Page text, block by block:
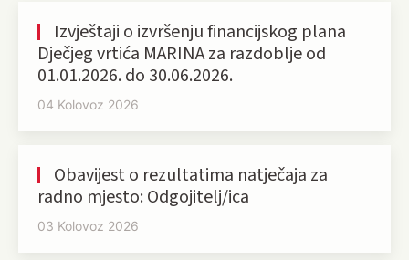
Izvještaji o izvršenju financijskog plana
Dječjeg vrtića MARINA za razdoblje od
01.01.2026. do 30.06.2026.
04 Kolovoz 2026
Obavijest o rezultatima natječaja za
radno mjesto: Odgojitelj/ica
03 Kolovoz 2026